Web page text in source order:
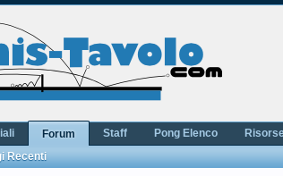
Forum
Recenti
Staff Pong Elenco